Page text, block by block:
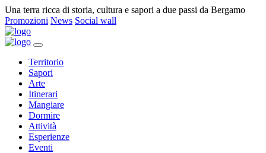
Una terra ricca di storia, cultura e sapori a due passi da Bergamo
Promozioni News Social wall
Territorio
Sapori
Arte
Itinerari
Mangiare
Dormire
Attività
Esperienze
Eventi